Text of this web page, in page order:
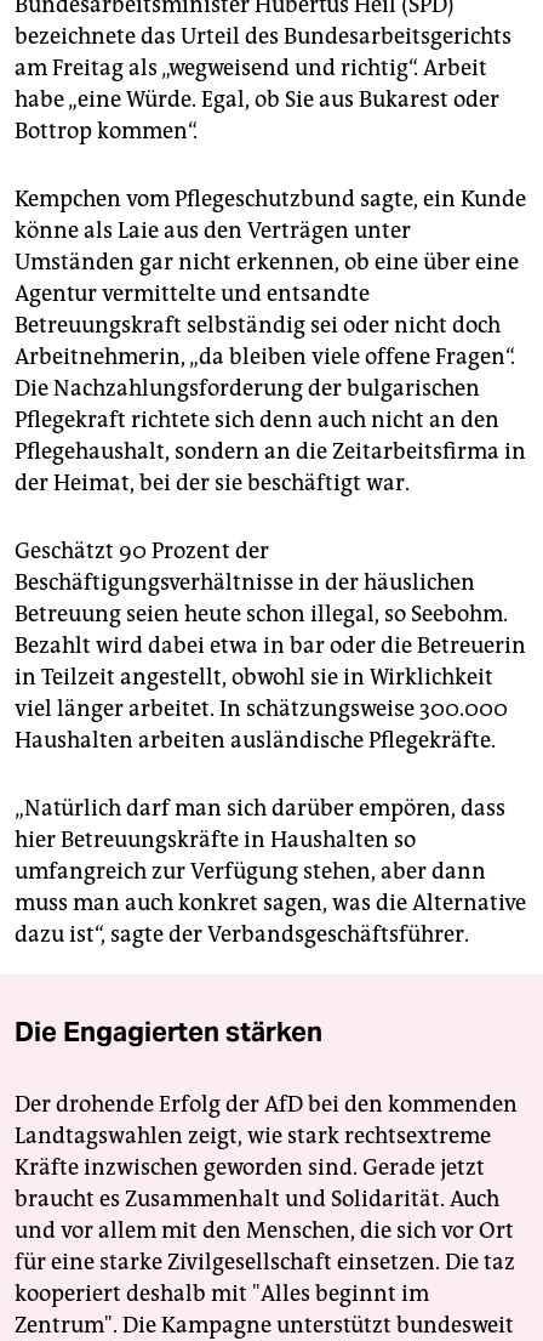
bezeichnete das Urteil des Bundesarbeitsgerichts
am Freitag als „wegweisend und richtig“. Arbeit
habe „eine Würde. Egal, ob Sie aus Bukarest oder
Bottrop kommen“.
Kempchen vom Pflegeschutzbund sagte, ein Kunde
könne als Laie aus den Verträgen unter
Umständen gar nicht erkennen, ob eine über eine
Agentur vermittelte und entsandte
Betreuungskraft selbständig sei oder nicht doch
Arbeitnehmerin, „da bleiben viele offene Fragen“.
Die Nachzahlungsforderung der bulgarischen
Pflegekraft richtete sich denn auch nicht an den
Pflegehaushalt, sondern an die Zeitarbeitsfirma in
der Heimat, bei der sie beschäftigt war.
Geschätzt 90 Prozent der
Beschäftigungsverhältnisse in der häuslichen
Betreuung seien heute schon illegal, so Seebohm.
Bezahlt wird dabei etwa in bar oder die Betreuerin
in Teilzeit angestellt, obwohl sie in Wirklichkeit
viel länger arbeitet. In schätzungsweise 300.000
Haushalten arbeiten ausländische Pflegekräfte.
„Natürlich darf man sich darüber empören, dass
hier Betreuungskräfte in Haushalten so
umfangreich zur Verfügung stehen, aber dann
muss man auch konkret sagen, was die Alternative
dazu ist“, sagte der Verbandsgeschäftsführer.
Die Engagierten stärken
Der drohende Erfolg der AfD bei den kommenden
Landtagswahlen zeigt, wie stark rechtsextreme
Kräfte inzwischen geworden sind. Gerade jetzt
braucht es Zusammenhalt und Solidarität. Auch
und vor allem mit den Menschen, die sich vor Ort
für eine starke Zivilgesellschaft einsetzen. Die taz
kooperiert deshalb mit "Alles beginnt im
Zentrum". Die Kampagne unterstützt bundesweit